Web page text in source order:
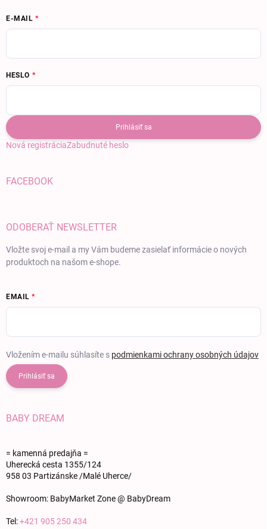
E-MAIL
HESLO
Prihlásiť sa
Nová registráciaZabudnuté heslo
FACEBOOK
ODOBERAŤ NEWSLETTER
Vložte svoj e-mail a my Vám budeme zasielať informácie o nových
produktoch na našom e-shope.
EMAIL
Vložením e-mailu súhlasíte s podmienkami ochrany osobných údajov
Prihlásiť sa
BABY DREAM
= kamenná predajňa =
Uherecká cesta 1355/124
958 03 Partizánske /Malé Uherce/
Showroom: BabyMarket Zone @ BabyDream
Tel:+421 905 250 434